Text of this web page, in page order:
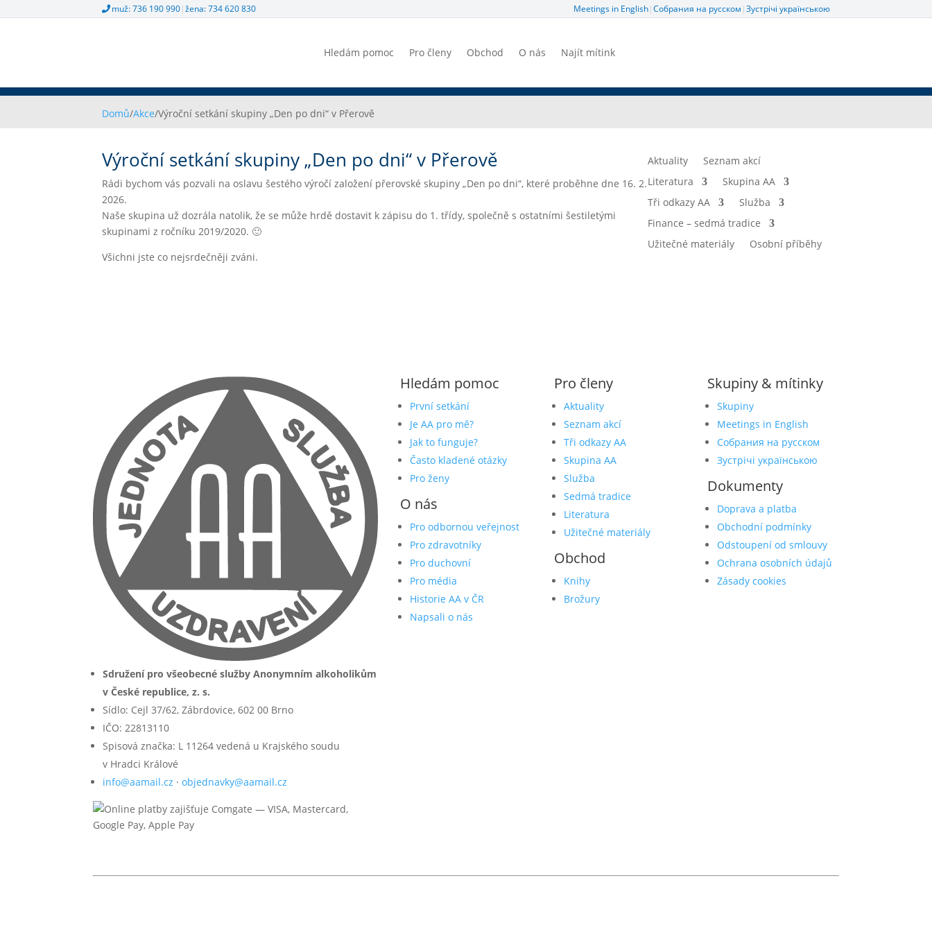
muž: 736 190 990|žena: 734 620 830 Meetings in English|Собрания на русском |Зустрічі українською
Hledám pomoc Pro členy Obchod O nás Najít mítink
Domů/Akce/Výroční setkání skupiny „Den po dni“ v Přerově
Výroční setkání skupiny „Den po dni“ v Přerově
Rádi bychom vás pozvali na oslavu šestého výročí založení přerovské skupiny „Den po dni“, které proběhne dne 16. 2.
2026.
Naše skupina už dozrála natolik, že se může hrdě dostavit k zápisu do 1. třídy, společně s ostatními šestiletými
skupinami z ročníku 2019/2020. 🙂
Všichni jste co nejsrdečněji zváni.
Aktuality
Seznam akcí
Literatura
Skupina AA
Tři odkazy AA
Služba
Finance – sedmá tradice
Užitečné materiály
Osobní příběhy
Sdružení pro všeobecné služby Anonymním alkoholikům
v České republice, z. s.
Sídlo: Cejl 37/62, Zábrdovice, 602 00 Brno
IČO: 22813110
Spisová značka: L 11264 vedená u Krajského soudu
v Hradci Králové
info@aamail.cz ·objednavky@aamail.cz
Hledám pomoc
První setkání
Je AA pro mě?
Jak to funguje?
Často kladené otázky
Pro ženy
O nás
Pro odbornou veřejnost
Pro zdravotníky
Pro duchovní
Pro média
Historie AA v ČR
Napsali o nás
Pro členy
Aktuality
Seznam akcí
Tři odkazy AA
Skupina AA
Služba
Sedmá tradice
Literatura
Užitečné materiály
Obchod
Knihy
Brožury
Skupiny & mítinky
Skupiny
Meetings in English
Собрания на русском
Зустрічі українською
Dokumenty
Doprava a platba
Obchodní podmínky
Odstoupení od smlouvy
Ochrana osobních údajů
Zásady cookies